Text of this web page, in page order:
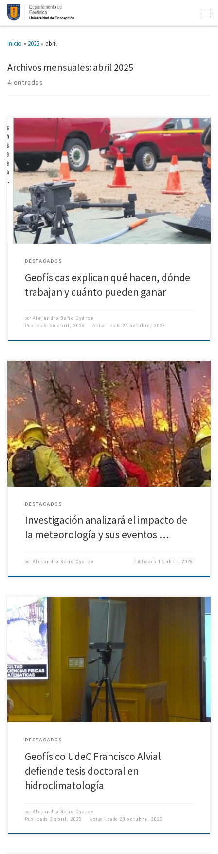
Inicio » 2025 » abril
Archivos mensuales:abril 2025
4 entradas
Crónica del diario Las Últimas Noticias, del 26 de abril de 2025.
DESTACADOS
Geofísicas explican qué hacen, dónde
trabajan y cuánto pueden ganar
por Alejandro Baño Oyarce
Publicada 26 abril, 2025 Actualizado 20 octubre, 2025
Proyecto enfocado en Chile centro sur será liderado por científico de
Geofísica UdeC. Una nueva investigación científica busca profundizar en
la relación entre los incendios forestales y la variabilidad meteorológica
[…]
DESTACADOS
Investigación analizará el impacto de
la meteorología y sus eventos …
por Alejandro Baño Oyarce Publicada16 abril, 2025
Francisco Alvial Vásquez, estudiante del Programa de Doctorado en
Ciencias Físicas de la Universidad de Concepción, defendió su tesis
doctoral titulada “Downscaling estadístico de variables hidroclimáticas en
el centro-sur de […]
DESTACADOS
Geofísico UdeC Francisco Alvial
defiende tesis doctoral en
hidroclimatología
por Alejandro Baño Oyarce
Publicada 3 abril, 2025 Actualizado 20 octubre, 2025